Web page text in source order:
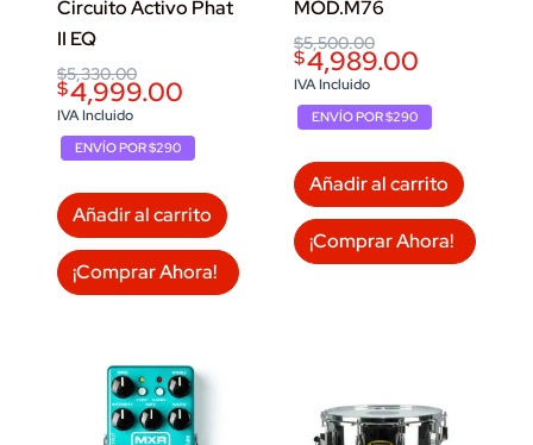
Circuito Activo Phat
II EQ
$5,330.00
Original
price
was:
$5,330.00.
$4,999.00
Current
price
is:
$4,999.00.
IVA Incluido
ENVÍO POR $290
Añadir al carrito
¡Comprar Ahora!
MOD.M76
$5,500.00
Original
price
was:
$5,500.00.
$4,989.00
Current
price
is:
$4,989.00.
IVA Incluido
ENVÍO POR $290
Añadir al carrito
¡Comprar Ahora!